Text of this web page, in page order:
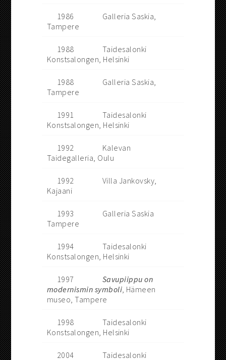
1986
Galleria Saskia,
Tampere
1988
Taidesalonki
Konstsalongen, Helsinki
1988
Galleria Saskia,
Tampere
1991
Taidesalonki
Konstsalongen, Helsinki
1992
Kalevan
Taidegalleria, Oulu
1992
Villa Jankovsky,
Kajaani
1993
Galleria Saskia
Tampere
1994
Taidesalonki
Konstsalongen, Helsinki
1997
Savupiippu on
modernismin symboli, Hämeen
museo, Tampere
1998
Taidesalonki
Konstsalongen, Helsinki
2004 Taidesalonki